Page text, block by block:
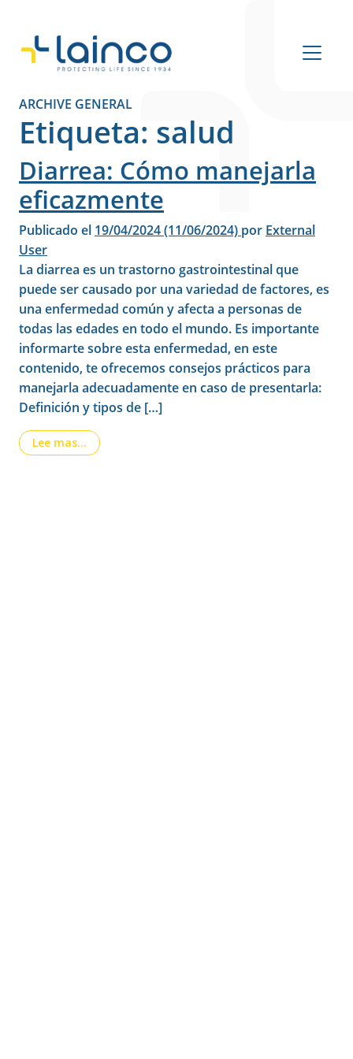
Navegación principal
ARCHIVE GENERAL
Etiqueta: salud
Diarrea: Cómo manejarla
eficazmente
Publicado el 19/04/2024(11/06/2024) por External
User
La diarrea es un trastorno gastrointestinal que
puede ser causado por una variedad de factores, es
una enfermedad común y afecta a personas de
todas las edades en todo el mundo. Es importante
informarte sobre esta enfermedad, en este
contenido, te ofrecemos consejos prácticos para
manejarla adecuadamente en caso de presentarla:
Definición y tipos de […]
Lee mas… from Diarrea: Cómo manejarla eficazmente